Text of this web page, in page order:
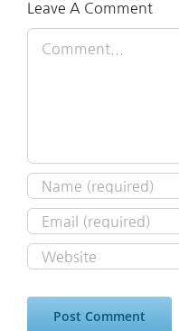
Leave A Comment